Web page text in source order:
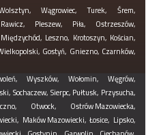
Wągrowiec, Turek,
Śrem,
Rawicz, Pleszew, Piła,
Ostrzeszów,
Międzychód, Leszno, Krotoszyn, Kościan,
Gostyń, Gniezno, Czarnków,
Wyszków, Wołomin,
Węgrów,
Sochaczew, Sierpc, Pułtusk, Przysucha,
Otwock,
Ostrów Mazowiecka,
Maków Mazowiecki, Łosice, Lipsko,